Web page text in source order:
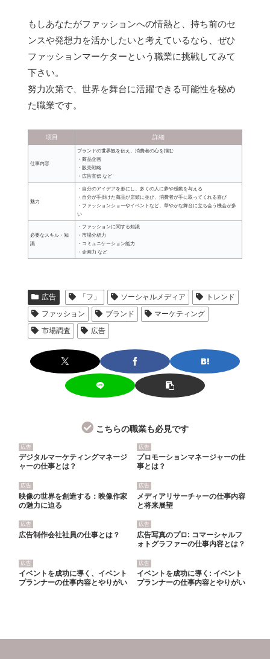
もしあなたがファッションへの情熱と、持ち前のセ
ンスや発想力を活かしたいと考えているなら、ぜひ
ファッションマーケターという職業に挑戦してみて
下さい。
努力次第で、世界を舞台に活躍できる可能性を秘め
た職業です。
項目 詳細
仕事内容
ブランドの世界観を伝え、消費者の心を掴む
・商品企画
・販売戦略
・広告宣伝 など
魅力
・自分のアイデアを形にし、多くの人に夢や感動を与える
・自分が手掛けた商品が店頭に並び、消費者が手に取ってくれる喜び
・ファッションショーやイベントなど、華やかな舞台に立ち会う機会が多
い
必要なスキル・知
識
・ファッションに関する知識
・市場分析力
・コミュニケーション能力
・企画力 など
広告 「フ」 ソーシャルメディア
トレンド
ファッション
ブランド
マーケティング
市場調査
広告
こちらの職業も必見です
広告
デジタルマーケティングマネージ
ャーの仕事とは？
広告
プロモーションマネージャーの仕
事とは？
広告
映像の世界を創造する：映像作家
の魅力に迫る
広告
メディアリサーチャーの仕事内容
と将来展望
広告
広告制作会社社員の仕事とは？
広告
広告写真のプロ: コマーシャルフ
ォトグラファーの仕事内容とは？
広告
イベントを成功に導く、イベント
プランナーの仕事内容とやりがい
広告
イベントを成功に導く: イベント
プランナーの仕事内容とやりがい